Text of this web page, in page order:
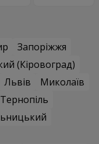
Запоріжжя
(Кіровоград)
Львів
Миколаїв
Тернопіль